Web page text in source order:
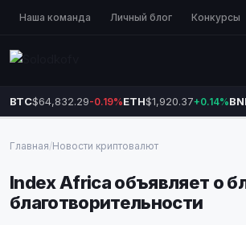
Наша команда Личный блог Конкурсы
BTC$64,832.29-0.19%ETH$1,920.37+0.14%
Главная/Новости криптовалют
Index Africa объявляет о
благотворительности